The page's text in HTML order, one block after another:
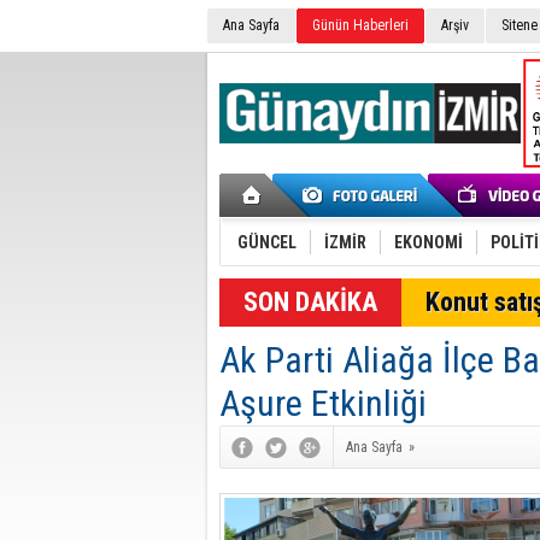
Ana Sayfa Günün Haberleri Arşiv
GÜNCEL İZMİR EKONOMİ
SON DAKİKA Konut
Ak Parti Aliağa İlçe
Aşure Etkinliği
Ana Sayfa »